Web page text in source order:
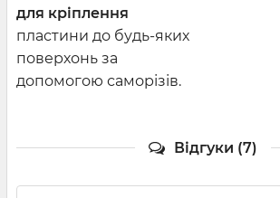
для кріплення
пластини до будь-яких
поверхонь за
допомогою саморізів.
Відгуки (7)